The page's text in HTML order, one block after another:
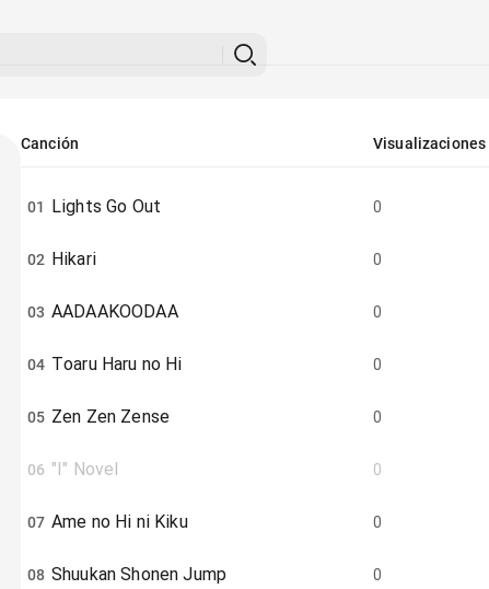
Canción Visualizaciones
01 Lights Go Out 0
02 Hikari 0
03 AADAAKOODAA 0
04 Toaru Haru no Hi 0
05 Zen Zen Zense 0
06 "I" Novel 0
07 Ame no Hi ni Kiku 0
08 Shuukan Shonen Jump 0